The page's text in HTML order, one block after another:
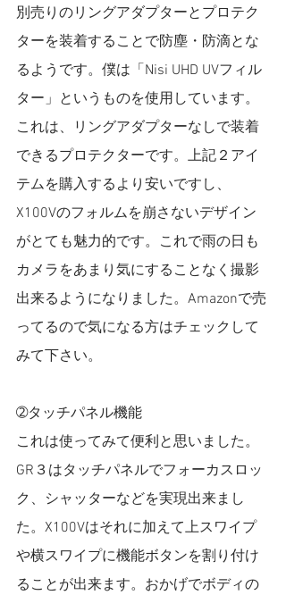
別売りのリングアダプターとプロテク
ターを装着することで防塵・防滴とな
るようです。僕は「Nisi UHD UVフィル
ター」というものを使用しています。
これは、リングアダプターなしで装着
できるプロテクターです。上記２アイ
テムを購入するより安いですし、
X100Vのフォルムを崩さないデザイン
がとても魅力的です。これで雨の日も
カメラをあまり気にすることなく撮影
出来るようになりました。Amazonで売
ってるので気になる方はチェックして
みて下さい。
➁タッチパネル機能
これは使ってみて便利と思いました。
GR３はタッチパネルでフォーカスロッ
ク、シャッターなどを実現出来まし
た。X100Vはそれに加えて上スワイプ
や横スワイプに機能ボタンを割り付け
ることが出来ます。おかげでボディの